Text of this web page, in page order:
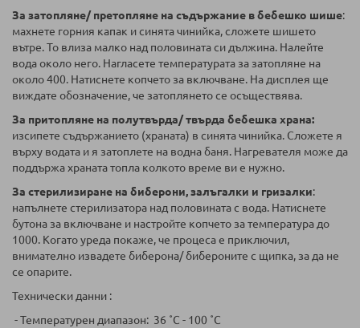
За затопляне/ претопляне на съдържание в бебешко шише:
махнете горния капак и синята чинийка, сложете шишето
вътре. То влиза малко над половината си дължина. Налейте
вода около него. Нагласете температурата за затопляне на
около 400. Натиснете копчето за включване. На дисплея ще
виждате обозначение, че затоплянето се осъществява.
За притопляне на полутвърда/ твърда бебешка храна:
изсипете съдържанието (храната) в синята чинийка. Сложете я
върху водата и я затоплете на водна баня. Нагревателя може да
поддържа храната топла колкото време ви е нужно.
За стерилизиране на биберони, залъгалки и гризалки:
напълнете стерилизатора над половината с вода. Натиснете
бутона за включване и настройте копчето за температура до
1000. Когато уреда покаже, че процеса е приключил,
внимателно извадете биберона/ бибероните с щипка, за да не
се опарите.
Технически данни :
- Температурен диапазон: 36 ˚C - 100 ˚C